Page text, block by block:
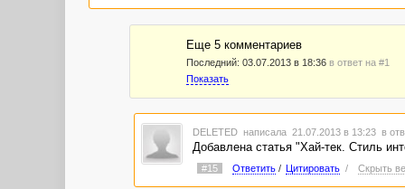
Скандинавский стиль интерьера -http://
Климатическое оборудование. Кассетные
"Бумажные элитные обои" -
Еще 5 комментариев
Последний: 03.07.2013 в 18:36 в ответ на #1
Показать
DELETED написала 21.07.2013 в 13:23 в
Добавлена статья "Хай-тек. Стиль
#15 Ответить/ Цитировать / Скрыть